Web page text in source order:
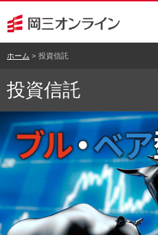
ホーム 投資信託
投資信託